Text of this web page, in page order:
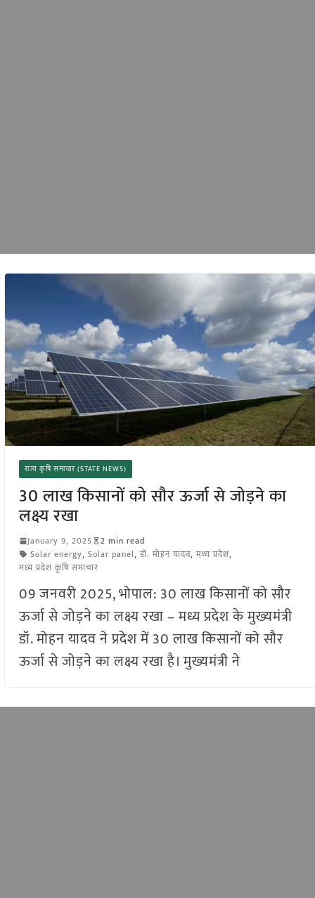
राज्य कृषि समाचार (STATE NEWS)
30 लाख किसानों को सौर ऊर्जा से जोड़ने का
लक्ष्य रखा
January 9, 2025
2 min read
Solar energy, Solar panel, डॉ. मोहन यादव, मध्य प्रदेश,
मध्य प्रदेश कृषि समाचार
09 जनवरी 2025, भोपाल: 30 लाख किसानों को सौर
ऊर्जा से जोड़ने का लक्ष्य रखा – मध्य प्रदेश के मुख्यमंत्री
डॉ. मोहन यादव ने प्रदेश में 30 लाख किसानों को सौर
ऊर्जा से जोड़ने का लक्ष्य रखा है। मुख्यमंत्री ने